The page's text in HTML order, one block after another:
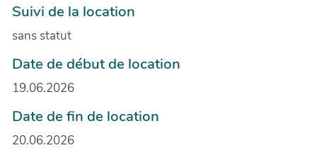
Suivi de la location
sans statut
Date de début de location
19.06.2026
Date de fin de location
20.06.2026